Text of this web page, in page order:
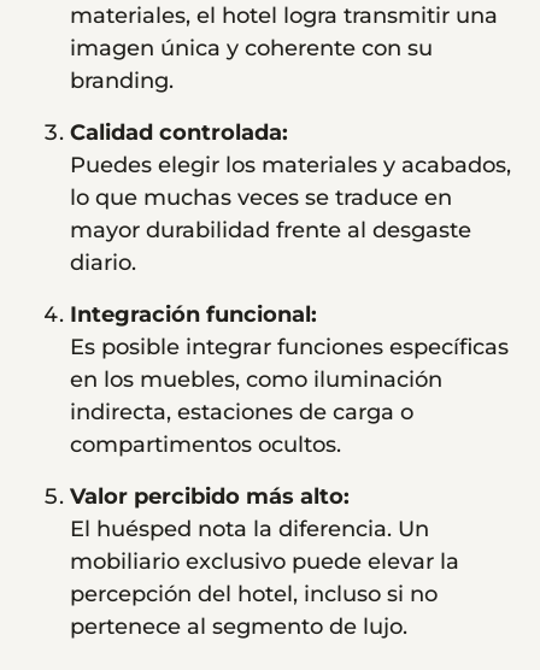
materiales, el hotel logra transmitir una
imagen única y coherente con su
branding.
Calidad controlada:
Puedes elegir los materiales y acabados,
lo que muchas veces se traduce en
mayor durabilidad frente al desgaste
diario.
Integración funcional:
Es posible integrar funciones específicas
en los muebles, como iluminación
indirecta, estaciones de carga o
compartimentos ocultos.
Valor percibido más alto:
El huésped nota la diferencia. Un
mobiliario exclusivo puede elevar la
percepción del hotel, incluso si no
pertenece al segmento de lujo.